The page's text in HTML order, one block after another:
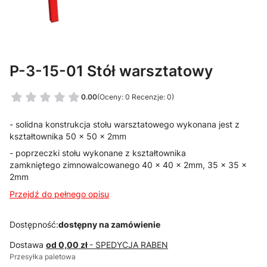
P-3-15-01 Stół warsztatowy
0.00(Oceny: 0 Recenzje: 0)
- solidna konstrukcja stołu warsztatowego wykonana jest z
kształtownika 50 x 50 x 2mm
- poprzeczki stołu wykonane z kształtownika
zamkniętego zimnowalcowanego 40 x 40 x 2mm, 35 x 35 x
2mm
Przejdź do pełnego opisu
Dostępność:dostępny na zamówienie
Dostawa od 0,00 zł - SPEDYCJA RABEN
Przesyłka paletowa